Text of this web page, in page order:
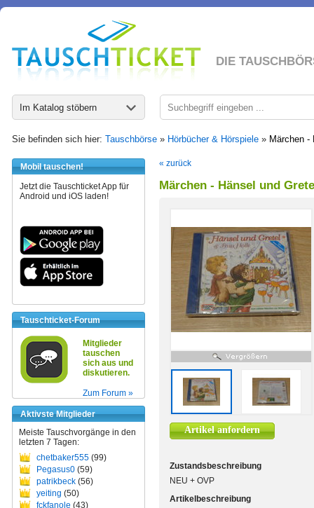
DIE
Im Katalog stöbern
Sie befinden sich hier: Tauschbörse » Hörbücher & Hörspiele » Märchen -
Mobil tauschen!
Jetzt die Tauschticket App für
Android und iOS laden!
Tauschticket-Forum
Mitglieder
tauschen
sich aus und
diskutieren.
Zum Forum »
Aktivste Mitglieder
Meiste Tauschvorgänge in den
letzten 7 Tagen:
chetbaker555 (99)
Pegasus0 (59)
patrikbeck (56)
yeiting (50)
fckfanole (43)
« zurück
Märchen - Hänsel und
Artikel anfordern
Zustandsbeschreibung
NEU + OVP
Artikelbeschreibung